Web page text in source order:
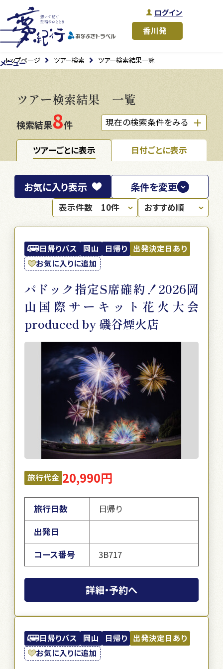
ログイン
メニュー
トップページ ツアー検索 ツアー検索結果一覧
ツアー検索結果 一覧
検索結果8件 現在の検索条件をみる
ツアーごとに表示 日付ごとに表示
日帰りバス 岡山 日帰り 出発決定日あり
お気に入りに追加
パドック指定S席確約！2026岡
山国際サーキット花火大会
produced by 磯谷煙火店
旅行代金 20,990円
旅行日数
日帰り
出発日
コース番号
3B717
詳細・予約へ
日帰りバス 岡山 日帰り 出発決定日あり
お気に入りに追加
お気に入り表示 条件を変更